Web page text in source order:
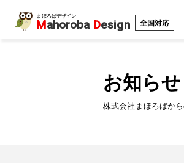
まほろばデザイン
Mahoroba Design 全国対応
お知らせ
株式会社まほろばか